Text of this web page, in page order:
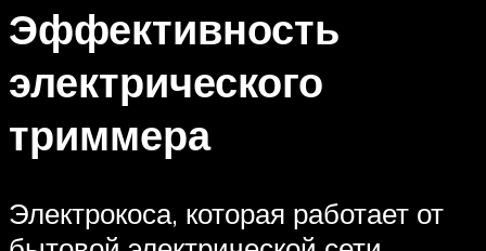
Эффективность
электрического
триммера
Электрокоса, которая работает от